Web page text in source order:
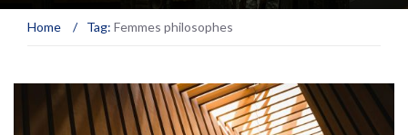
Home / Tag: Femmes philosophes